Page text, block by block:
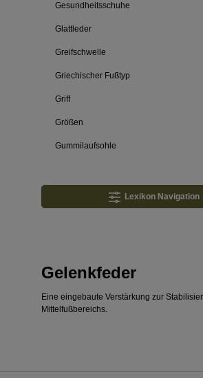
Gesundheitsschuhe
Glattleder
Greifschwelle
Griechischer Fußtyp
Griff
Größen
Gummilaufsohle
Lexikon Navigation
Gelenkfeder
Eine eingebaute Verstärkung zur
Mittelfußbereichs.